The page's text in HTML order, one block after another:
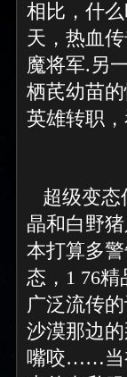
相比，什
天，热血
魔将军.另
栖芪幼苗
英雄转职
超级变态
晶和白野
本打算多
态，1 76
广泛流传
沙漠那边
嘴咬……当